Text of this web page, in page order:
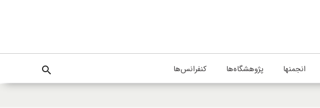
انجمنها پژوهشگاه‌ها کنفرانس‌ها search